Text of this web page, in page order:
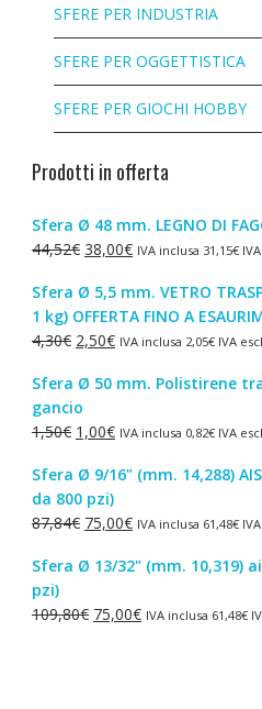
SFERE PER INDUSTRIA
SFERE PER OGGETTISTICA
SFERE PER GIOCHI HOBBY
Prodotti in offerta
Sfera Ø 48 mm. LEGNO DI
44,52€ Il
originale
era:
44,52€.
38,00€Il
attuale
è:
38,00€.
IVA inclusa 31,15€
Sfera Ø 5,5 mm. VETRO
1 kg) OFFERTA FINO A
4,30€ Il
originale
era:
4,30€.
2,50€Il
attuale
2,50€.
IVA inclusa 2,05€IVA
Sfera Ø 50 mm. Polistirene
gancio
1,50€ Il
originale
era:
1,50€.
1,00€Il
attuale
è:
1,00€.
IVA inclusa 0,82€IVA
Sfera Ø 9/16" (mm. 14,288)
da 800 pzi)
87,84€ Il
originale
87,84€.
75,00€Il
attuale
75,00€.
IVA inclusa 61,48€
Sfera Ø 13/32" (mm. 10,319)
pzi)
109,80€ Il
75,00€IlIVA inclusa 61,48€